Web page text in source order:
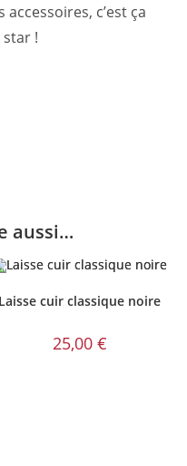
c’est ça
star !
aussi…
Laisse cuir classique noire
25,00 €